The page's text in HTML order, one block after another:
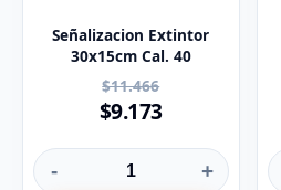
Señalizacion Extintor
30x15cm Cal. 40
$11.466
$9.173
- +